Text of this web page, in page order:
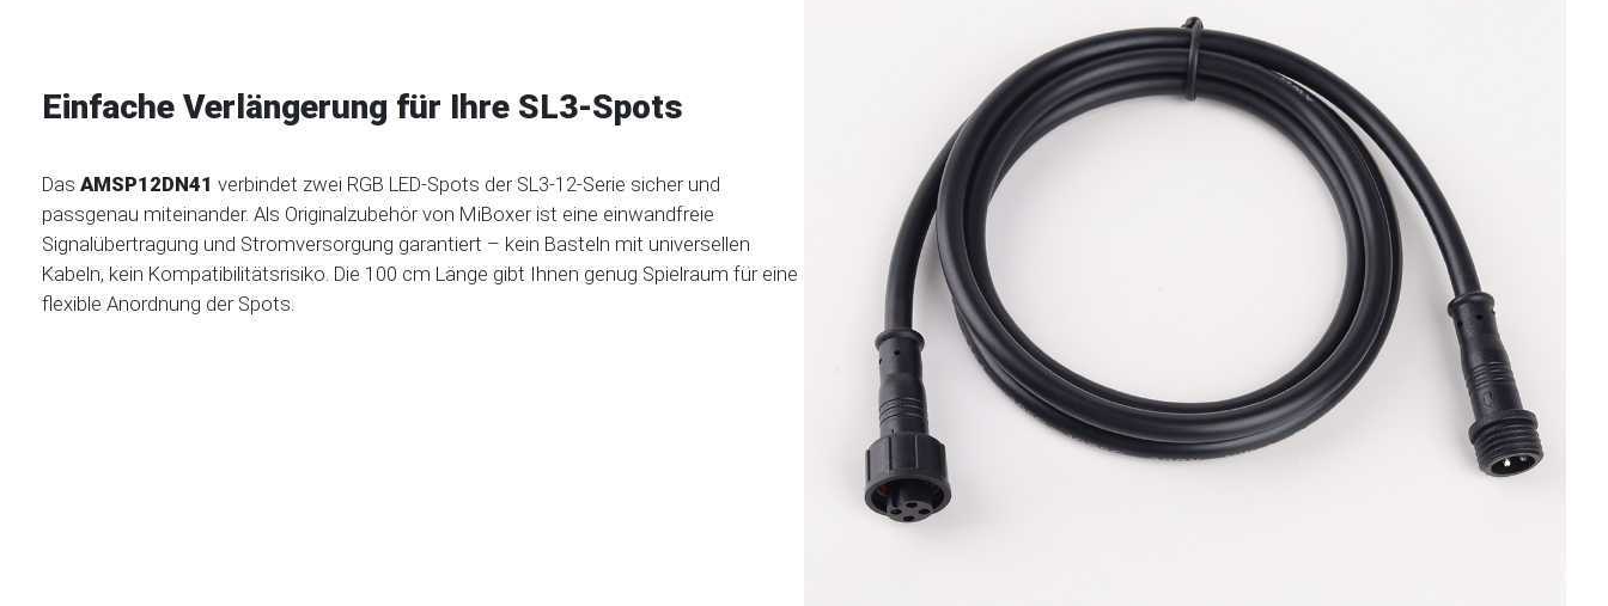
Einfache Verlängerung für Ihre SL3-Spots
Das AMSP12DN41 verbindet zwei RGB LED-Spots der SL3-12-Serie sicher und
passgenau miteinander. Als Originalzubehör von MiBoxer ist eine einwandfreie
Signalübertragung und Stromversorgung garantiert – kein Basteln mit universellen
Kabeln, kein Kompatibilitätsrisiko. Die 100 cm Länge gibt Ihnen genug Spielraum für eine
flexible Anordnung der Spots.